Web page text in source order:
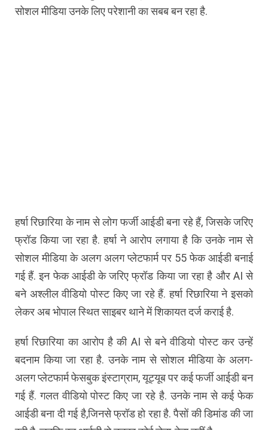
सोशल मीडिया उनके लिए परेशानी का सबब बन रहा है.
हर्षा रिछारिया के नाम से लोग फर्जी आईडी बना रहे हैं, जिसके जरिए
फ्रॉड किया जा रहा है. हर्षा ने आरोप लगाया है कि उनके नाम से
सोशल मीडिया के अलग अलग प्लेटफार्म पर 55 फेक आईडी बनाई
गई हैं. इन फेक आईडी के जरिए फ्रॉड किया जा रहा है और AI से
बने अश्लील वीडियो पोस्ट किए जा रहे हैं. हर्षा रिछारिया ने इसको
लेकर अब भोपाल स्थित साइबर थाने में शिकायत दर्ज कराई है.
हर्षा रिछारिया का आरोप है की AI से बने वीडियो पोस्ट कर उन्हें
बदनाम किया जा रहा है. उनके नाम से सोशल मीडिया के अलग-
अलग प्लेटफार्म फेसबुक इंस्टाग्राम, यूट्यूब पर कई फर्जी आईडी बन
गई हैं. गलत वीडियो पोस्ट किए जा रहे है. उनके नाम से कई फेक
आईडी बना दी गई है,जिनसे फ्रॉड हो रहा है. पैसों की डिमांड की जा